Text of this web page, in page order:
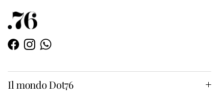
Facebook
InstagramWhatsApp
Il mondo Dot76